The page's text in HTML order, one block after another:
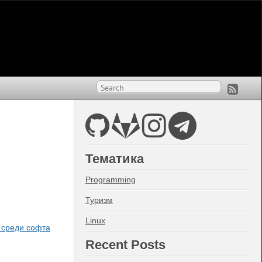
софта
Тематика
Programming
Туризм
Linux
Recent Posts